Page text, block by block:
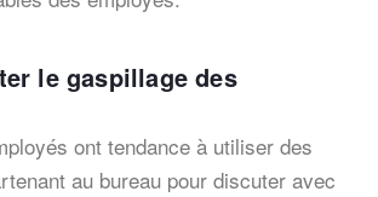
le gaspillage des
ont tendance à utiliser des
au bureau pour discuter avec